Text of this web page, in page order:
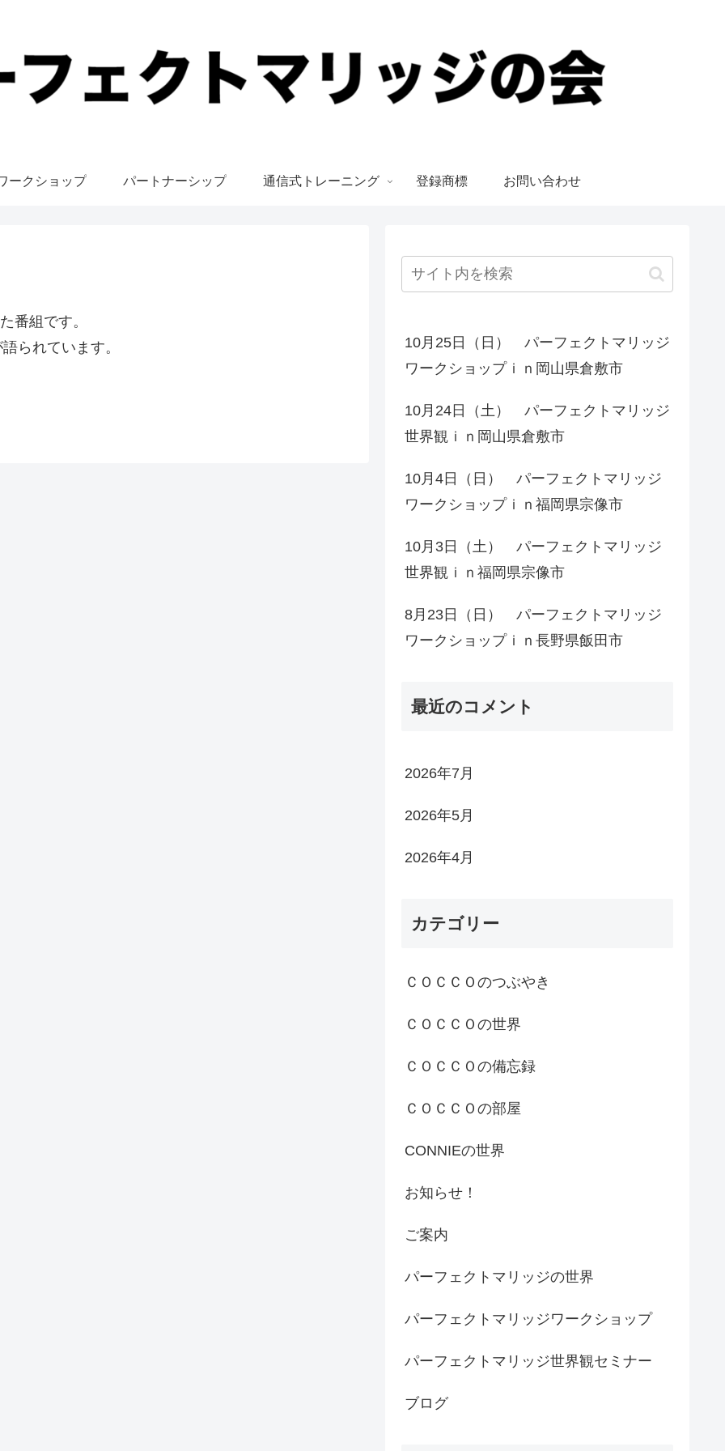
ークショップ パートナーシップ 通信式トレーニング 登録商標 お問い合わせ
番組です。
られています。
10月25日（日） パーフェクトマリッジ
ワークショップｉｎ岡山県倉敷市
10月24日（土） パーフェクトマリッジ
世界観ｉｎ岡山県倉敷市
10月4日（日） パーフェクトマリッジ
ワークショップｉｎ福岡県宗像市
10月3日（土） パーフェクトマリッジ
世界観ｉｎ福岡県宗像市
8月23日（日） パーフェクトマリッジ
ワークショップｉｎ長野県飯田市
最近のコメント
2026年7月
2026年5月
2026年4月
カテゴリー
ＣＯＣＣＯのつぶやき
ＣＯＣＣＯの世界
ＣＯＣＣＯの備忘録
ＣＯＣＣＯの部屋
CONNIEの世界
お知らせ！
ご案内
パーフェクトマリッジの世界
パーフェクトマリッジワークショップ
パーフェクトマリッジ世界観セミナー
ブログ